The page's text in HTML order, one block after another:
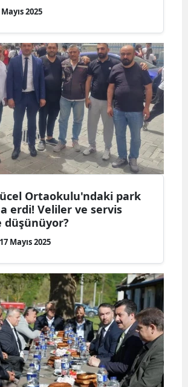
Mayıs 2025
Ortaokulu'ndaki park
erdi! Veliler ve servis
düşünüyor?
17 Mayıs 2025